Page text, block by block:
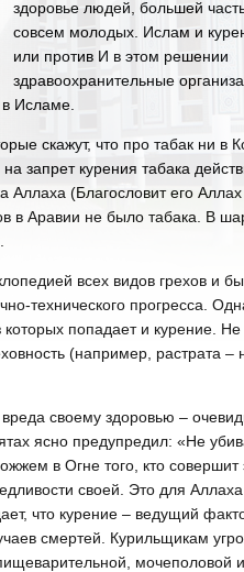
здоровье людей, большей
совсем молодых. Ислам и
или против И в этом решении
здравоохранительные
Исламе.
скажут, что про табак ни в
запрет курения табака
Аллаха (Благословит его Аллах
в Аравии не было табака. В
всех видов грехов и
технического прогресса.
попадает и курение. Не
(например, растрата –
своему здоровью –
ясно предупредил: «Не
в Огне того, кто совершит
своей. Это для Аллаха
что курение – ведущий
смертей. Курильщикам
мочеполовой и